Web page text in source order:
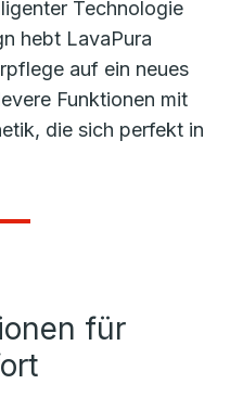
Technologie
hebt LavaPura
auf ein neues
Funktionen mit
die sich perfekt in
für